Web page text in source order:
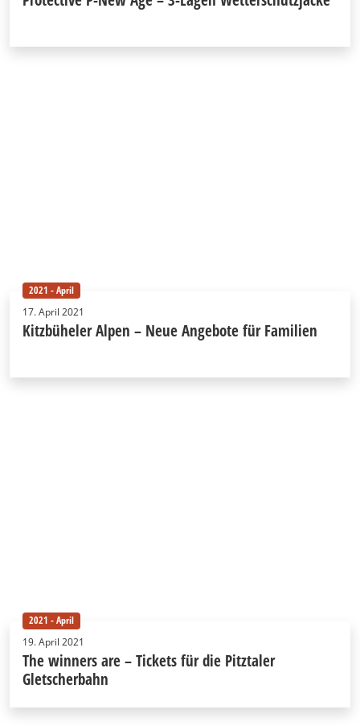
2021 - April
17. April 2021
Kitzbüheler Alpen – Neue Angebote für Familien
2021 - April
19. April 2021
The winners are – Tickets für die Pitztaler
Gletscherbahn